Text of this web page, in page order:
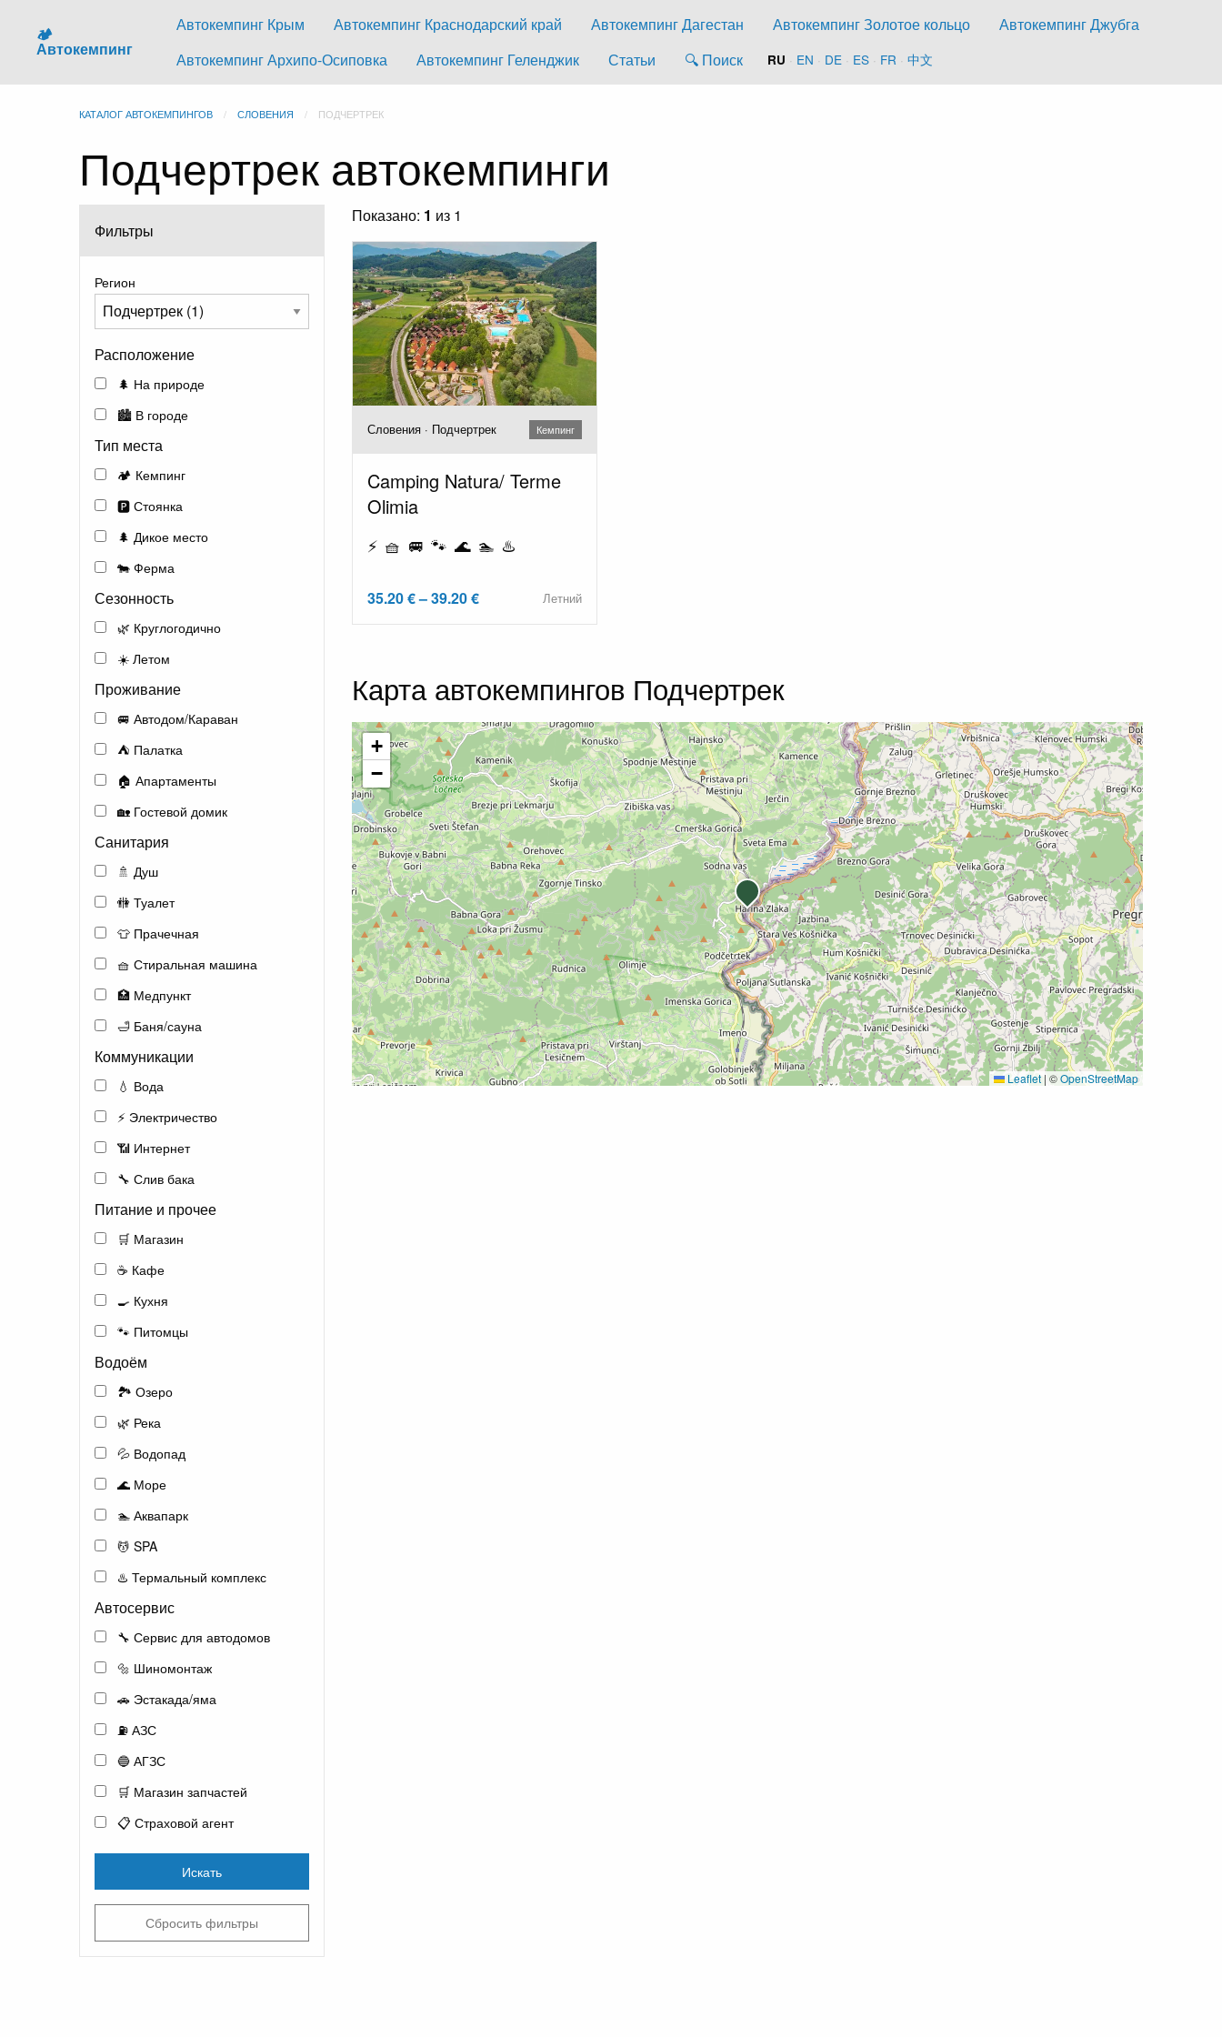
🏕️
Автокемпинг
Автокемпинг Крым Автокемпинг Краснодарский край Автокемпинг Дагестан Автокемпинг Золотое кольцо
Автокемпинг Джубга
Автокемпинг Архипо-Осиповка
Автокемпинг Геленджик Статьи 🔍 Поиск RU · EN · DE · ES · FR · 中文
КАТАЛОГ АВТОКЕМПИНГОВ СЛОВЕНИЯ ПОДЧЕРТРЕК
Подчертрек автокемпинги
Фильтры
Регион
Расположение
🌲 На природе
🏙️ В городе
Тип места
🏕️ Кемпинг
🅿️ Стоянка
🌲 Дикое место
🐄 Ферма
Сезонность
🌿 Круглогодично
☀️ Летом
Проживание
🚐 Автодом/Караван
⛺ Палатка
🏠 Апартаменты
🏡 Гостевой домик
Санитария
🚿 Душ
🚻 Туалет
👕 Прачечная
🧺 Стиральная машина
🏥 Медпункт
🛁 Баня/сауна
Коммуникации
💧 Вода
⚡ Электричество
📶 Интернет
🔧 Слив бака
Питание и прочее
🛒 Магазин
☕ Кафе
🍳 Кухня
🐾 Питомцы
Водоём
🏞️ Озеро
🌿 Река
💦 Водопад
🌊 Море
🏊 Аквапарк
💆 SPA
♨️ Термальный комплекс
Автосервис
🔧 Сервис для автодомов
🔩 Шиномонтаж
🚗 Эстакада/яма
⛽ АЗС
🔵 АГЗС
🛒 Магазин запчастей
📋 Страховой агент
Искать
Сбросить фильтры
Показано: 1 из 1
Словения · Подчертрек Кемпинг
Camping Natura/ Terme
Olimia
⚡ 🧺 🚐 🐾 🌊 🏊 ♨️
35.20 € – 39.20 € Летний
Карта автокемпингов Подчертрек
+
−
Leaflet | ©OpenStreetMap